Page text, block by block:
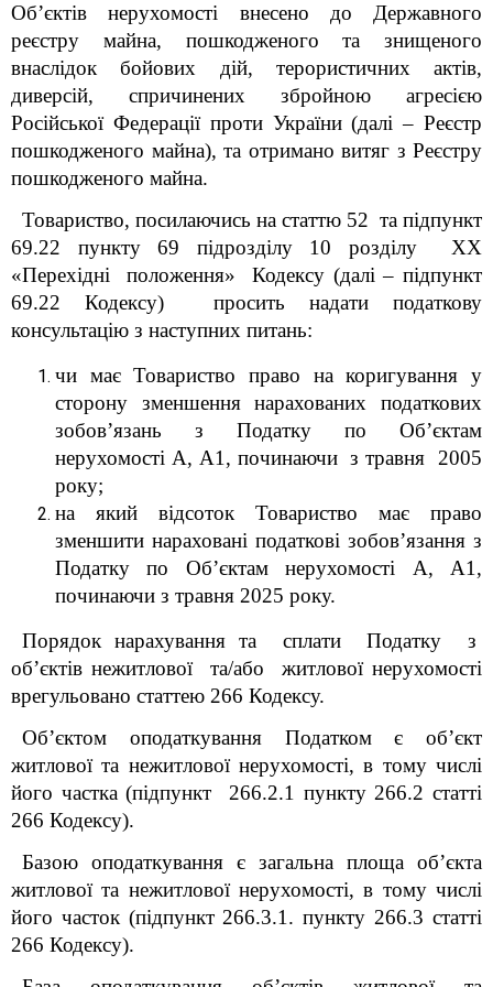
Об’єктів нерухомості внесено до Державного
реєстру майна, пошкодженого та знищеного
внаслідок бойових дій, терористичних актів,
диверсій, спричинених збройною агресією
Російської Федерації проти України (далі – Реєстр
пошкодженого майна), та отримано витяг з Реєстру
пошкодженого майна.
Товариство, посилаючись на статтю 52 та підпункт
69.22 пункту 69 підрозділу 10 розділу XX
«Перехідні положення» Кодексу (далі – підпункт
69.22 Кодексу)
просить надати податкову
консультацію з наступних питань:
чи має Товариство право на коригування у
сторону зменшення нарахованих податкових
зобов’язань з Податку по Об’єктам
нерухомості А, А1, починаючи з травня 2005
року;
на який відсоток Товариство має право
зменшити нараховані податкові зобов’язання з
Податку по Об’єктам нерухомості А, А1,
починаючи з травня 2025 року.
Порядок нарахування та сплати Податку з
об’єктів нежитлової та/або житлової нерухомості
врегульовано статтею 266 Кодексу.
Об’єктом оподаткування Податком є об’єкт
житлової та нежитлової нерухомості, в тому числі
його частка (підпункт 266.2.1 пункту 266.2 статті
266 Кодексу).
Базою оподаткування є загальна площа об’єкта
житлової та нежитлової нерухомості, в тому числі
його часток (підпункт 266.3.1. пункту 266.3 статті
266 Кодексу).